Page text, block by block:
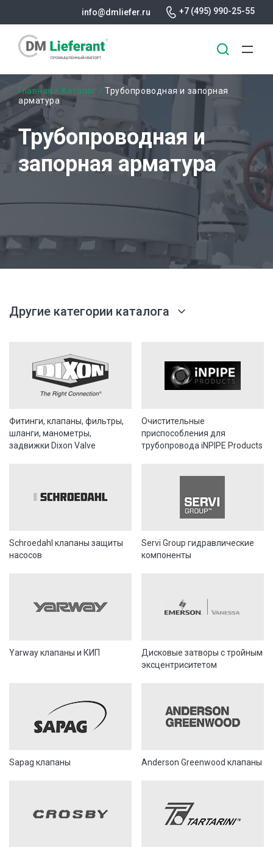
Перейти
основному
содержанию
info@dmliefer.ru +7 (495) 990-25-55
Строка
навигации
Главная Каталог
Трубопроводная и запорная
арматура
Трубопроводная и
запорная арматура
Другие категории каталога
Фитинги, клапаны, фильтры,
шланги, манометры,
задвижки Dixon Valve
Очистительные
приспособления для
трубопровода iNPIPE Products
Schroedahl клапаны защиты
насосов
Servi Group гидравлические
компоненты
Yarway клапаны и КИП
Дисковые затворы с тройным
эксцентриситетом
Sapag клапаны Anderson Greenwood клапаны